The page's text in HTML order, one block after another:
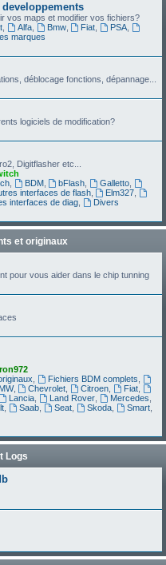
vos maps et modifier vos fichiers?
, Alfa, Bmw, Fiat PSA
marques
déblocage fonctions, dépannage...
logiciels de modification?
Digitflasher etc...
, BDM, bFlash Galletto
interfaces de flash, Elm327
interfaces de diag,
Divers
et originaux
pour vous aider dans le chip tunning
Fichiers BDM complets
, Chevrolet Citroen Fiat
Lancia Land Rover Mercedes
Saab Seat Skoda, Smart,
Logs